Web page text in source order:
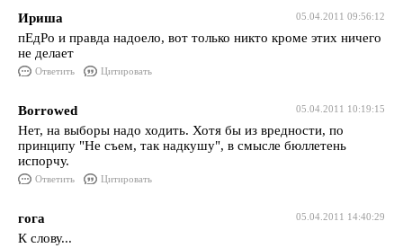
05.04.2011 09:56:12
Ириша
пЕдРо и правда надоело, вот только никто кроме этих ничего
не делает
Ответить Цитировать
05.04.2011 10:19:15
Borrowed
Нет, на выборы надо ходить. Хотя бы из вредности, по
принципу "Не съем, так надкушу", в смысле бюллетень
испорчу.
Ответить Цитировать
05.04.2011 14:40:29
гога
К слову...